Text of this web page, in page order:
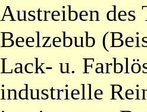
Austreiben des
Beelzebub
Lack- u.
industrielle